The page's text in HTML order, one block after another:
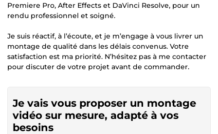
Premiere Pro, After Effects et DaVinci Resolve, pour un
rendu professionnel et soigné.
Je suis réactif, à l’écoute, et je m’engage à vous livrer un
montage de qualité dans les délais convenus. Votre
satisfaction est ma priorité. N’hésitez pas à me contacter
pour discuter de votre projet avant de commander.
Je vais vous proposer un montage
vidéo sur mesure, adapté à vos
besoins